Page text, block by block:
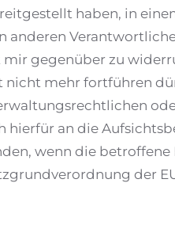
haben, in
gegenüber zu
nicht mehr fortführen
hierfür an die
wenn die
der